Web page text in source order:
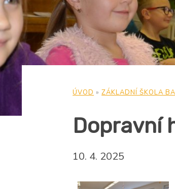
ÚVOD » ZÁKLADNÍ ŠKOLA
Dopravní
10. 4. 2025